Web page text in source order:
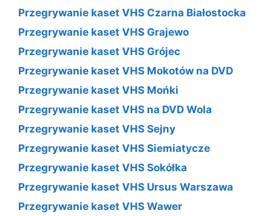
Przegrywanie kaset VHS Czarna Białostocka
Przegrywanie kaset VHS Grajewo
Przegrywanie kaset VHS Grójec
Przegrywanie kaset VHS Mokotów na DVD
Przegrywanie kaset VHS Mońki
Przegrywanie kaset VHS na DVD Wola
Przegrywanie kaset VHS Sejny
Przegrywanie kaset VHS Siemiatycze
Przegrywanie kaset VHS Sokółka
Przegrywanie kaset VHS Ursus Warszawa
Przegrywanie kaset VHS Wawer